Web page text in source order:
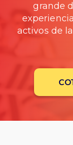
grande
activos de